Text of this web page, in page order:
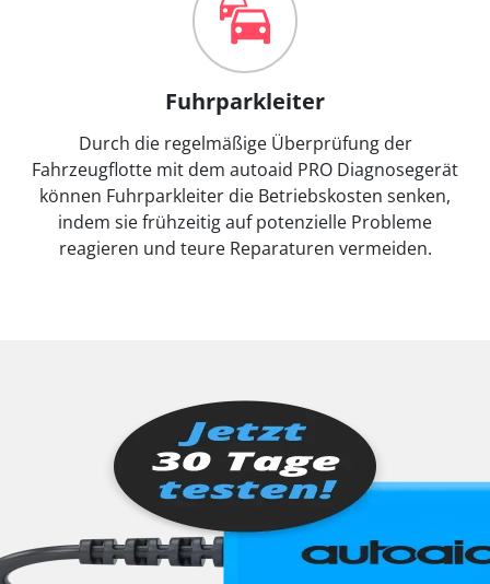
Fuhrparkleiter
Durch die regelmäßige Überprüfung der
Fahrzeugflotte mit dem autoaid PRO Diagnosegerät
können Fuhrparkleiter die Betriebskosten senken,
indem sie frühzeitig auf potenzielle Probleme
reagieren und teure Reparaturen vermeiden.